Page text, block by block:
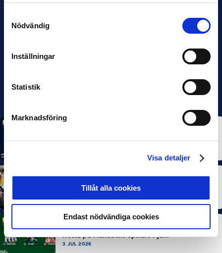
Nödvändig
Inställningar
Statistik
Marknadsföring
Visa detaljer
Tillåt alla cookies
Endast nödvändiga cookies
Dubbla Landskrona-priser när juni summeras
MÅNADENS SPELARE
Rösta på Månadens Spelare i juni
3 JUL 2026